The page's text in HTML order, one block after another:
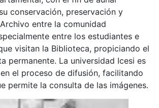
conservación, preservación y
entre la comunidad
entre los estudiantes e
visitan la Biblioteca, propiciando el
permanente. La universidad Icesi es
el proceso de difusión, facilitando
permite la consulta de las imágenes.